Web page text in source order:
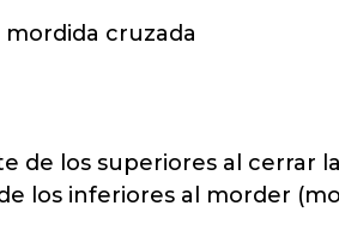
de los superiores al cerrar
los inferiores al morder